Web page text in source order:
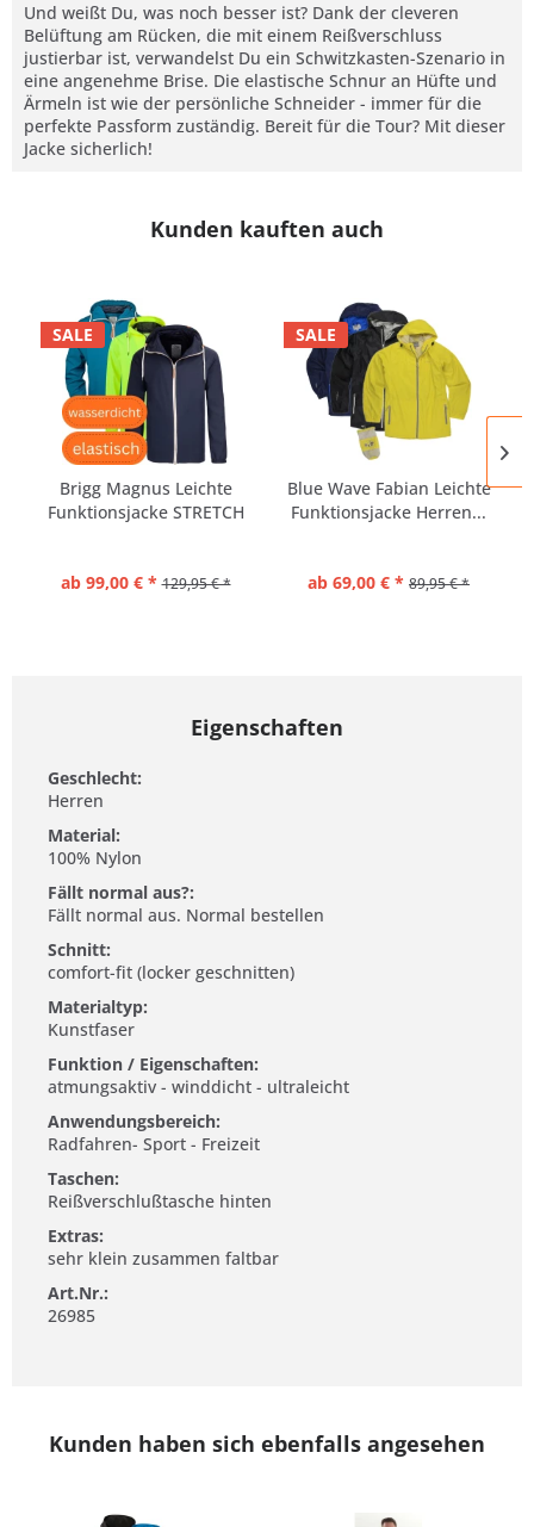
Und weißt Du, was noch besser ist? Dank der cleveren
Belüftung am Rücken, die mit einem Reißverschluss
justierbar ist, verwandelst Du ein Schwitzkasten-Szenario in
eine angenehme Brise. Die elastische Schnur an Hüfte und
Ärmeln ist wie der persönliche Schneider - immer für die
perfekte Passform zuständig. Bereit für die Tour? Mit dieser
Jacke sicherlich!
Kunden kauften auch
SALE
Brigg Magnus Leichte
Funktionsjacke STRETCH
ab 99,00 € * 129,95 € *
SALE
Blue Wave Fabian Leichte
Funktionsjacke Herren...
ab 69,00 € * 89,95 € *
Eigenschaften
Geschlecht:
Herren
Material:
100% Nylon
Fällt normal aus?:
Fällt normal aus. Normal bestellen
Schnitt:
comfort-fit (locker geschnitten)
Materialtyp:
Kunstfaser
Funktion / Eigenschaften:
atmungsaktiv - winddicht - ultraleicht
Anwendungsbereich:
Radfahren- Sport - Freizeit
Taschen:
Reißverschlußtasche hinten
Extras:
sehr klein zusammen faltbar
Art.Nr.:
26985
Kunden haben sich ebenfalls angesehen